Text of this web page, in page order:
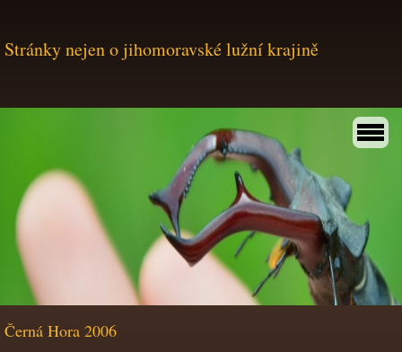
Stránky nejen o jihomoravské lužní krajině
Černá Hora 2006